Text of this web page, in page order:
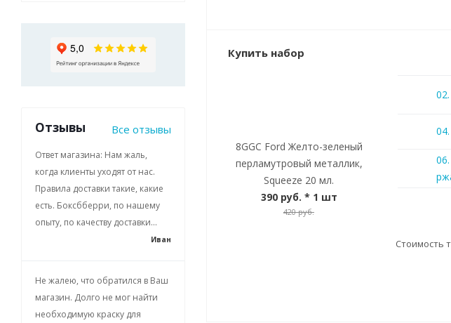
Купить набор
8GGC Ford Желто-зеленый
перламутровый металлик,
Squeeze 20 мл.
390 руб. * 1 шт
420 руб.
Стоимость
Отзывы Все отзывы
Ответ магазина: Нам жаль,
когда клиенты уходят от нас.
Правила доставки такие, какие
есть. Боксбберри, по нашему
опыту, по качеству доставки...
Иван
Не жалею, что обратился в Ваш
магазин. Долго не мог найти
необходимую краску для